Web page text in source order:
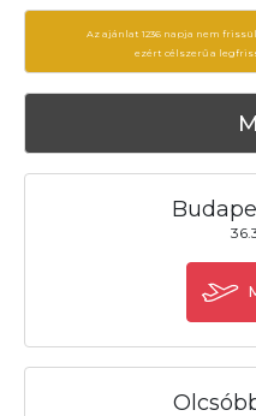
Az ajánlat 1236 napja nem
ezért célszerű a